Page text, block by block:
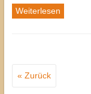
Weiterlesen
« Zurück